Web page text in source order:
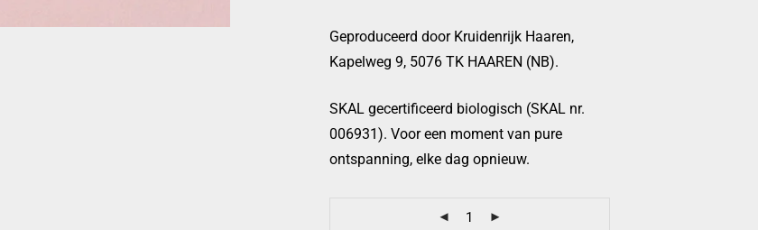
Geproduceerd door Kruidenrijk Haaren,
Kapelweg 9, 5076 TK HAAREN (NB).
SKAL gecertificeerd biologisch (SKAL nr.
006931). Voor een moment van pure
ontspanning, elke dag opnieuw.